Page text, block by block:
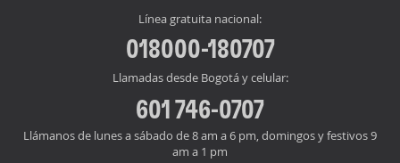
Línea gratuita nacional:
018000-180707
Llamadas desde Bogotá y celular:
601 746-0707
Llámanos de lunes a sábado de 8 am a 6 pm, domingos y festivos 9
am a 1 pm